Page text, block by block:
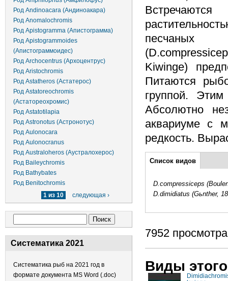
Род Andinoacara (Андиноакара)
Род Anomalochromis
Род Apistogramma (Апистограмма)
Род Apistogrammoides
(Апистограммоидес)
Род Archocentrus (Архоцентрус)
Род Aristochromis
Род Astatheros (Астатерос)
Род Astatoreochromis
(Астатореохромис)
Род Astatotilapia
Род Astronotus (Астронотус)
Род Aulonocara
Род Aulonocranus
Род Australoheros (Аустралохерос)
Род Baileychromis
Род Bathybates
Род Benitochromis
1 из 10
следующая ›
Систематика 2021
Систематика рыб на 2021 год в
формате документа MS Word (.doc)
Kiwinge)
Питаются
группой.
Абсолютно
аквариуме с
редкость.
Дополнительно
Список видов(активная
вкладка)
D.compressiceps
D.dimidiatus (Gьnther,
7952 просмотра
Виды